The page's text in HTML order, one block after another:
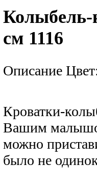
Колыбель-
см 1116
Описание
Кроватки-
Вашим
можно
было не